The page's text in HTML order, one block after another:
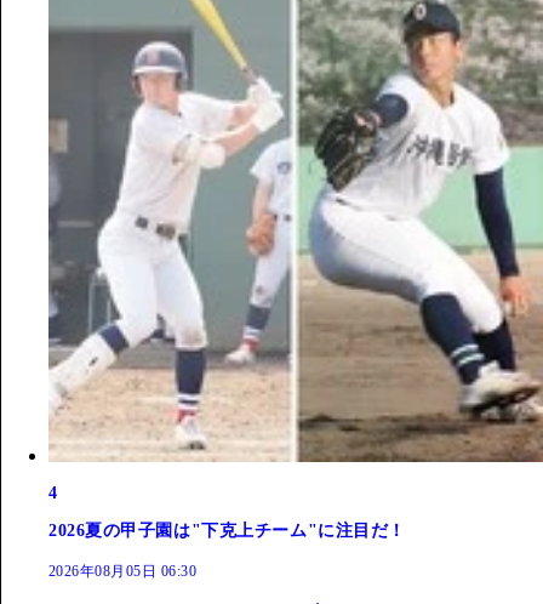
4
2026夏の甲子園は"下克上チーム"に注目だ！
2026年08月05日 06:30